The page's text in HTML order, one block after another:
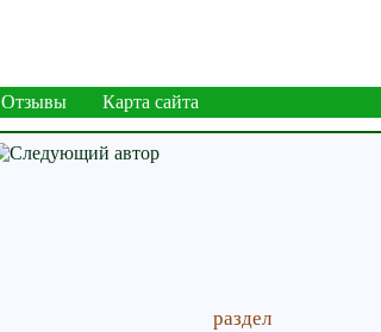
Отзывы
Карта сайта
раздел